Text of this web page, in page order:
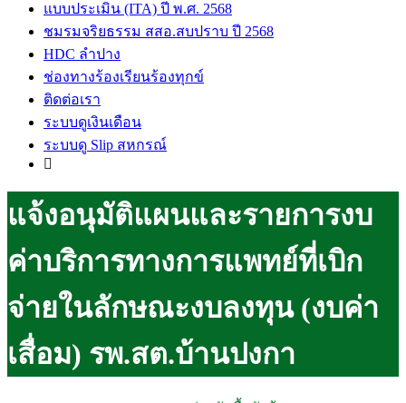
แบบประเมิน (ITA) ปี พ.ศ. 2568
ชมรมจริยธรรม สสอ.สบปราบ ปี 2568
HDC ลำปาง
ช่องทางร้องเรียนร้องทุกข์
ติดต่อเรา
ระบบดูเงินเดือน
ระบบดู Slip สหกรณ์
แจ้งอนุมัติแผนและรายการงบ
ค่าบริการทางการแพทย์ที่เบิก
จ่ายในลักษณะงบลงทุน (งบค่า
เสื่อม) รพ.สต.บ้านปงกา